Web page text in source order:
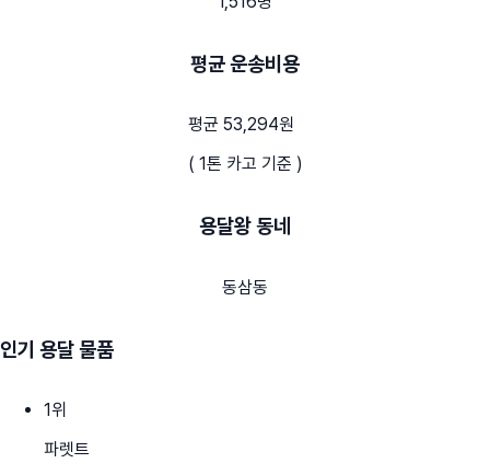
평균 운송비용
평균 53,294원
( 1톤 카고 기준 )
용달왕 동네
동삼동
인기 용달 물품
1위
파렛트